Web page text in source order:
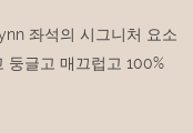
좌석의 시그니처 요소
둥글고 매끄럽고 100%